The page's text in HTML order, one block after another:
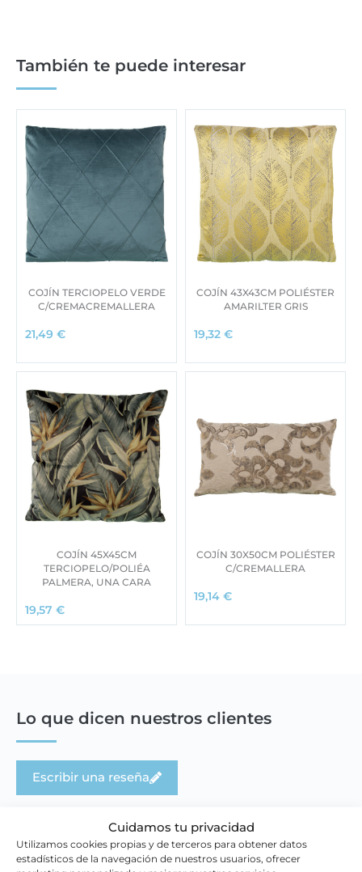
Cuidamos tu privacidad
Utilizamos cookies propias y de terceros para obtener datos
estadísticos de la navegación de nuestros usuarios, ofrecer
También te puede interesar
COJÍN TERCIOPELO VERDE
C/CREMACREMALLERA
21,49 €
COJÍN 43X43CM POLIÉSTER
AMARILTER GRIS
19,32 €
COJÍN 45X45CM
TERCIOPELO/POLIÉA
PALMERA, UNA CARA
19,57 €
COJÍN 30X50CM POLIÉSTER
C/CREMALLERA
19,14 €
Lo que dicen nuestros clientes
Escribir una reseña